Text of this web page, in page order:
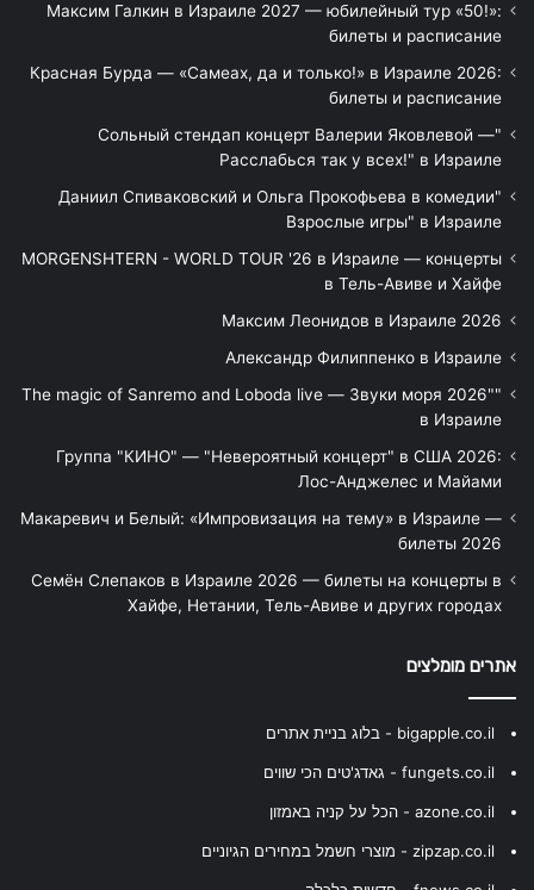
Максим Галкин в Израиле 2027 — юбилейный тур «50!»:
билеты и расписание
Красная Бурда — «Самеах, да и только!» в Израиле 2026:
билеты и расписание
"Сольный стендап концерт Валерии Яковлевой —
Расслабься так у всех!" в Израиле
"Даниил Спиваковский и Ольга Прокофьева в комедии
Взрослые игры" в Израиле
MORGENSHTERN - WORLD TOUR '26 в Израиле — концерты
в Тель-Авиве и Хайфе
Максим Леонидов в Израиле 2026
Александр Филиппенко в Израиле
"The magic of Sanremo and Loboda live — Звуки моря 2026"
в Израиле
Группа "КИНО" — "Невероятный концерт" в США 2026:
Лос-Анджелес и Майами
Макаревич и Белый: «Импровизация на тему» в Израиле —
билеты 2026
Семён Слепаков в Израиле 2026 — билеты на концерты в
Хайфе, Нетании, Тель-Авиве и других городах
אתרים מומלצים
bigapple.co.il - בלוג בניית אתרים
fungets.co.il - גאדג'טים הכי שווים
azone.co.il - הכל על קניה באמזון
zipzap.co.il - מוצרי חשמל במחירים הגיוניים